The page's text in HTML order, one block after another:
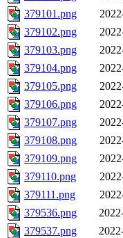
379101.png
379102.png
379103.png
379104.png
379105.png
379106.png
379107.png
379108.png
379109.png
379110.png
379111.png
379536.png
379537.png